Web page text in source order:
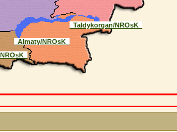
_Almaty/NROsK_
_Taldykorgan/NROsK_